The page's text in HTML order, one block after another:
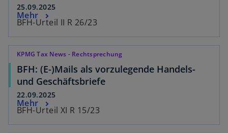
25.09.2025
BFH-Urteil II R 26/23
Mehr
KPMG Tax News - Rechtsprechung
BFH: (E-)Mails als vorzulegende Handels-
und Geschäftsbriefe
22.09.2025
BFH-Urteil XI R 15/23
Mehr